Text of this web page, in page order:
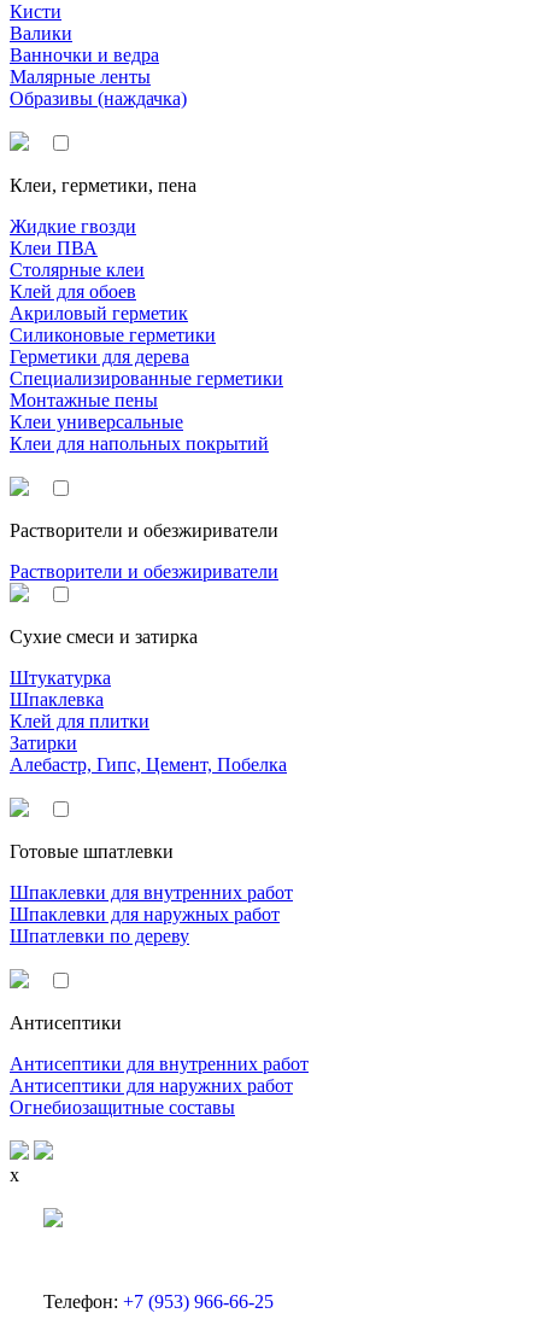
Кисти
Валики
Ванночки и ведра
Малярные ленты
Образивы (наждачка)
Клеи, герметики, пена
Жидкие гвозди
Клеи ПВА
Столярные клеи
Клей для обоев
Акриловый герметик
Силиконовые герметики
Герметики для дерева
Специализированные герметики
Монтажные пены
Клеи универсальные
Клеи для напольных покрытий
Растворители и обезжириватели
Растворители и обезжириватели
Сухие смеси и затирка
Штукатурка
Шпаклевка
Клей для плитки
Затирки
Алебастр, Гипс, Цемент, Побелка
Готовые шпатлевки
Шпаклевки для внутренних работ
Шпаклевки для наружных работ
Шпатлевки по дереву
Антисептики
Антисептики для внутренних работ
Антисептики для наружних работ
Огнебиозащитные составы
x
Телефон: +7 (953) 966-66-25